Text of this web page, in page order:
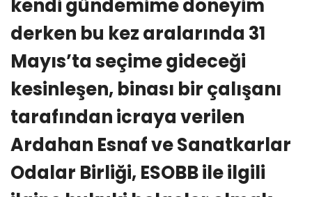
kendi gündemime döneyim
derken bu kez aralarında 31
Mayıs’ta seçime gideceği
kesinleşen, binası bir çalışanı
tarafından icraya verilen
Ardahan Esnaf ve Sanatkarlar
Odalar Birliği, ESOBB ile ilgili